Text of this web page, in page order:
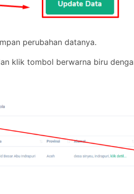
perubahan datanya.
klik tombol berwarna biru